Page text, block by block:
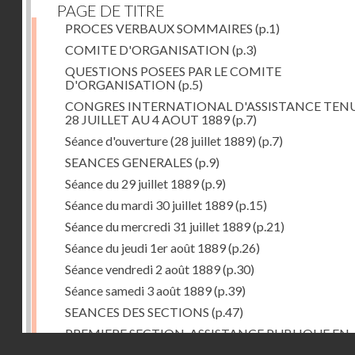
PAGE DE TITRE
PROCES VERBAUX SOMMAIRES (p.1)
COMITE D'ORGANISATION (p.3)
QUESTIONS POSEES PAR LE COMITE
D'ORGANISATION (p.5)
CONGRES INTERNATIONAL D'ASSISTANCE
28 JUILLET AU 4 AOUT 1889(p.7)
Séance d'ouverture (28 juillet 1889) (p.7)
SEANCES GENERALES (p.9)
Séance du 29 juillet 1889(p.9)
Séance du mardi 30 juillet 1889(p.15)
Séance du mercredi 31 juillet 1889(p.21)
Séance du jeudi 1er août 1889(p.26)
Séance vendredi 2 août 1889(p.30)
Séance samedi 3 août 1889(p.39)
SEANCES DES SECTIONS (p.47)
PREMIERE SECTION. ASSISTANCE PUBLIQUE EN